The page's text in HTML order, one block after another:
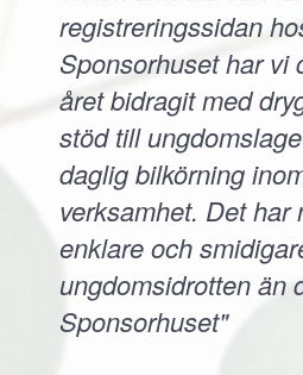
registreringssidan
Sponsorhuset har vi
året bidragit med
stöd till
daglig bilkörning
verksamhet. Det har
enklare och
ungdomsidrotten än
Sponsorhuset"